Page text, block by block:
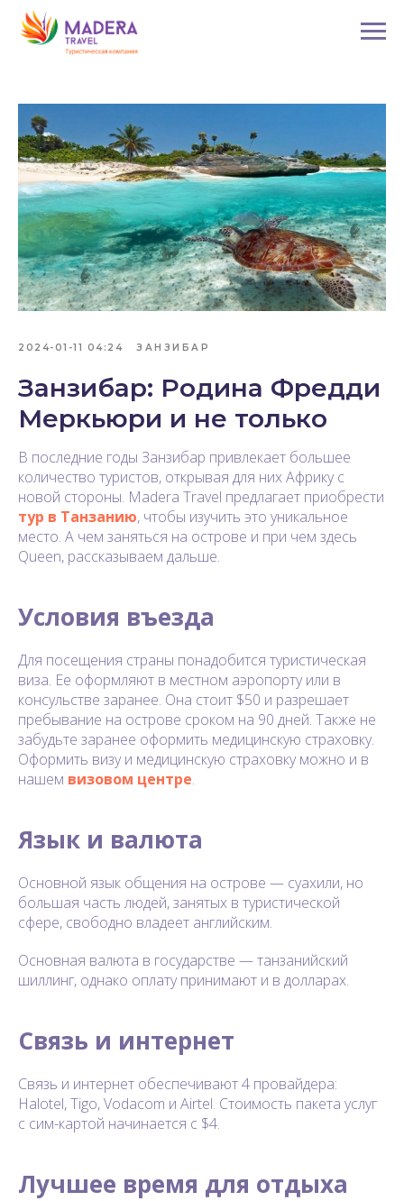
2024-01-11 04:24 ЗАНЗИБАР
Занзибар: Родина Фредди
Меркьюри и не только
В последние годы Занзибар привлекает большее
количество туристов, открывая для них Африку с
новой стороны. Madera Travel предлагает приобрести
тур в Танзанию, чтобы изучить это уникальное
место. А чем заняться на острове и при чем здесь
Queen, рассказываем дальше.
Условия въезда
Для посещения страны понадобится туристическая
виза. Ее оформляют в местном аэропорту или в
консульстве заранее. Она стоит $50 и разрешает
пребывание на острове сроком на 90 дней. Также не
забудьте заранее оформить медицинскую страховку.
Оформить визу и медицинскую страховку можно и в
нашем визовом центре.
Язык и валюта
Основной язык общения на острове — суахили, но
большая часть людей, занятых в туристической
сфере, свободно владеет английским.
Основная валюта в государстве — танзанийский
шиллинг, однако оплату принимают и в долларах.
Связь и интернет
Связь и интернет обеспечивают 4 провайдера:
Halotel, Tigo, Vodacom и Airtel. Стоимость пакета услуг
с сим-картой начинается с $4.
Лучшее время для отдыха